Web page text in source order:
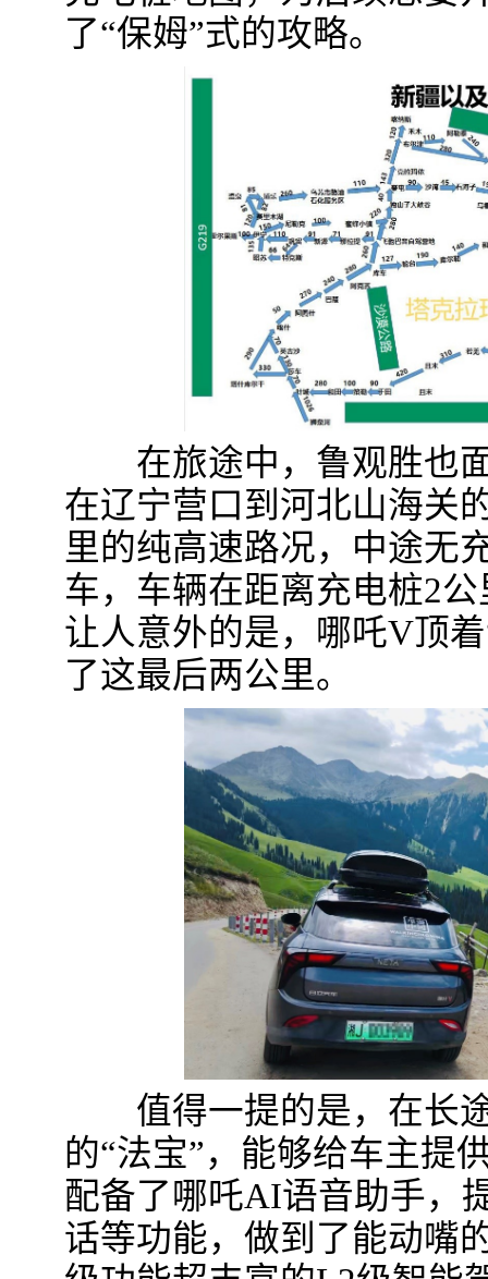
了“保姆”式的攻略。
在旅途中，鲁观胜也面
在辽宁营口到河北山海关
里的纯高速路况，中途无
车，车辆在距离充电桩2
让人意外的是，哪吒V顶
了这最后两公里。
值得一提的是，在长途
的“法宝”，能够给车主提
配备了哪吒AI语音助手，
话等功能，做到了能动嘴